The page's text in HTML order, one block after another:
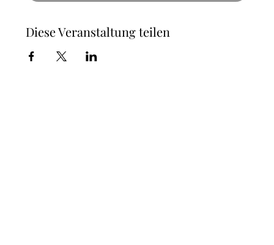
Diese Veranstaltung teilen